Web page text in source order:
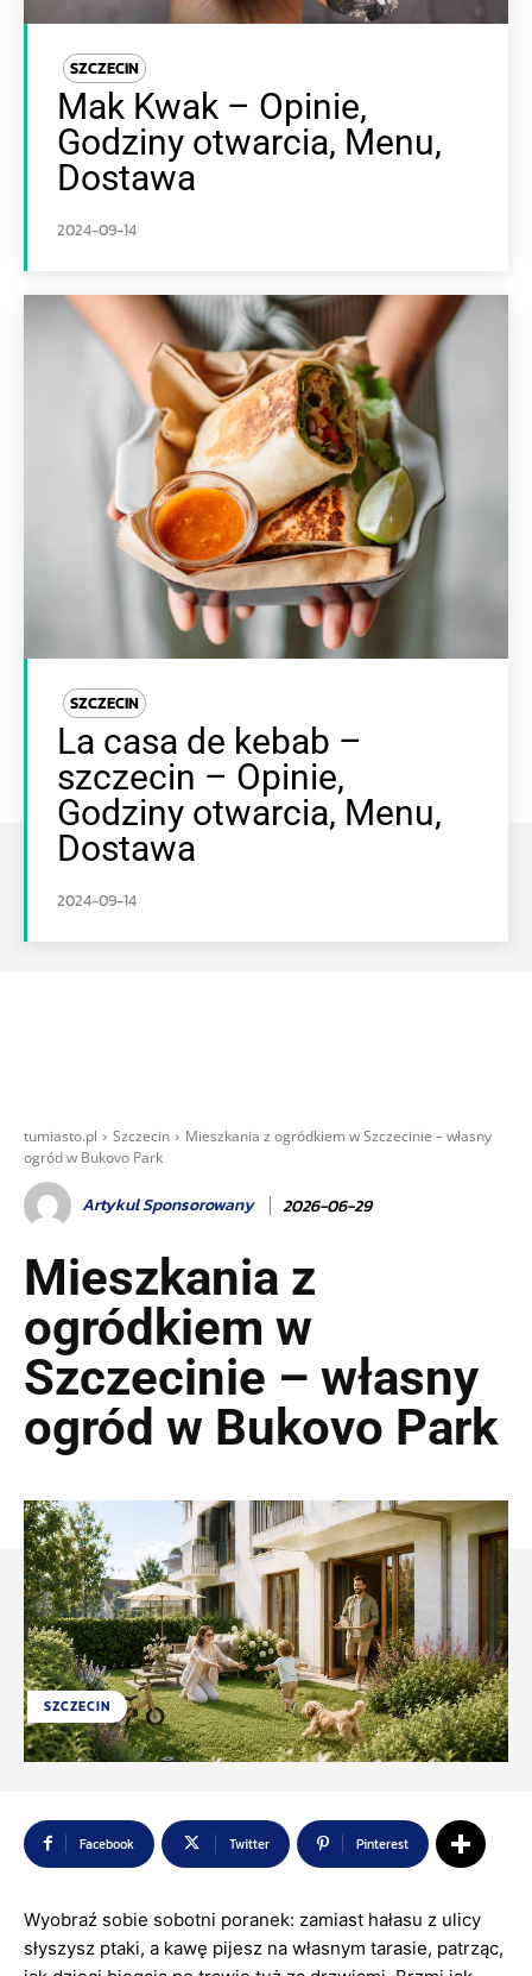
SZCZECIN
Mak Kwak – Opinie,
Godziny otwarcia, Menu,
Dostawa
2024-09-14
SZCZECIN
La casa de kebab –
szczecin – Opinie,
Godziny otwarcia, Menu,
Dostawa
2024-09-14